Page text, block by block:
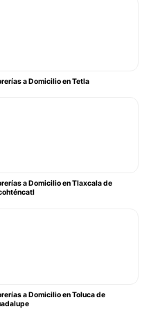
a Domicilio en Tetla
a Domicilio en Tlaxcala de
a Domicilio en Toluca de